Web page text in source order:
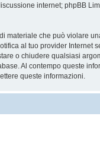
internet; phpBB
materiale che può violare
al tuo provider Internet
o chiudere qualsiasi
Al contempo queste
queste informazioni.